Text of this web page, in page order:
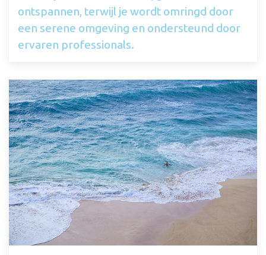
ontspannen, terwijl je wordt omringd door
een serene omgeving en ondersteund door
ervaren professionals.